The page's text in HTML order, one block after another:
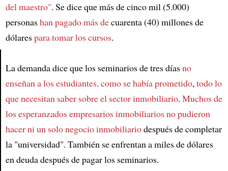
Article
del maestro". Se dice que más de cinco mil (5.000)
personashan pagado más decuarenta (40) millones de
dólarespara tomar los cursos.
La demanda dice que los seminarios de tres díasno
enseñan a los estudiantes, como se había prometido,todo lo
que necesitan saber sobre el sector inmobiliario. Muchos de
los esperanzados empresarios inmobiliariosno pudieron
hacer ni un solo negocio inmobiliariodespués de completar
la "universidad". También se enfrentan a miles de dólares
en deuda después de pagar los seminarios.